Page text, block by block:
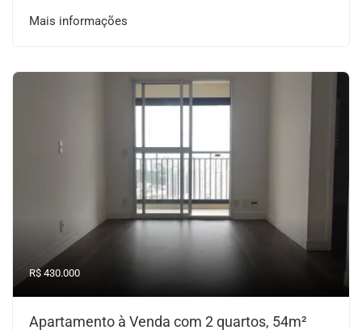
Mais informações
R$ 430.000
Apartamento à Venda com 2 quartos, 54m²